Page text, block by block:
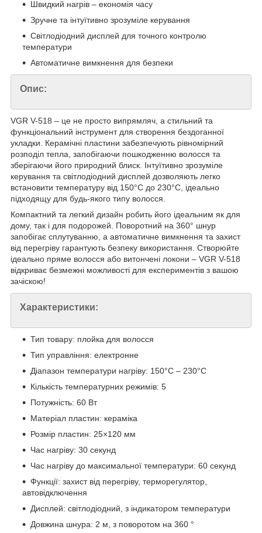
Швидкий нагрів – економія часу
Зручне та інтуїтивно зрозуміле керування
Світлодіодний дисплей для точного контролю
температури
Автоматичне вимкнення для безпеки
Опис:
VGR V-518 – це не просто випрямляч, а стильний та
функціональний інструмент для створення бездоганної
укладки. Керамічні пластини забезпечують рівномірний
розподіл тепла, запобігаючи пошкодженню волосся та
зберігаючи його природний блиск. Інтуїтивно зрозуміле
керування та світлодіодний дисплей дозволяють легко
встановити температуру від 150°C до 230°C, ідеально
підходящу для будь-якого типу волосся.
Компактний та легкий дизайн робить його ідеальним як для
дому, так і для подорожей. Поворотний на 360° шнур
запобігає сплутуванню, а автоматичне вимкнення та захист
від перегріву гарантують безпеку використання. Створюйте
ідеально пряме волосся або витончені локони – VGR V-518
відкриває безмежні можливості для експериментів з вашою
зачіскою!
Характеристики:
Тип товару: плойка для волосся
Тип управління: електронне
Діапазон температури нагріву: 150°C – 230°C
Кількість температурних режимів: 5
Потужність: 60 Вт
Матеріал пластин: кераміка
Розмір пластин: 25×120 мм
Час нагріву: 30 секунд
Час нагріву до максимальної температури: 60 секунд
Функції: захист від перегріву, терморегулятор,
автовідключення
Дисплей: світлодіодний, з індикатором температури
Довжина шнура: 2 м, з поворотом на 360 °